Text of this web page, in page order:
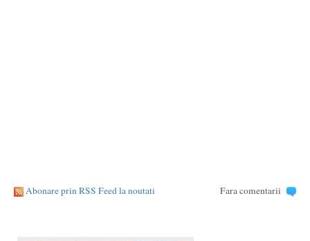
Abonare prin RSS Feed la noutati Fara comentarii